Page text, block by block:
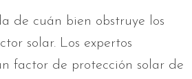
de cuán bien obstruye los
solar. Los expertos
factor de protección solar de